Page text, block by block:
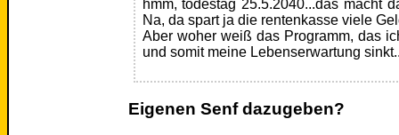
hmm, todestag 25.5.2040...das macht
Na, da spart ja die rentenkasse viele
Aber woher weiß das Programm, das
und somit meine Lebenserwartung
Eigenen Senf dazugeben?